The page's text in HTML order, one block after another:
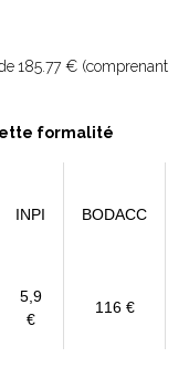
185.77 € (comprenant
formalité
INPI BODACC
5,9
€
116 €